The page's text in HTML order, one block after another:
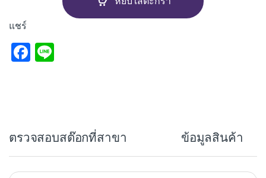
แชร์
F
o
o
ตรวจสอบสต๊อกที่สาขา ข้อมูลสินค้า